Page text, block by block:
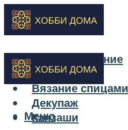
Бисероплетение
Вышивка
Вязание спицами
Декупаж
Канзаши
Меню